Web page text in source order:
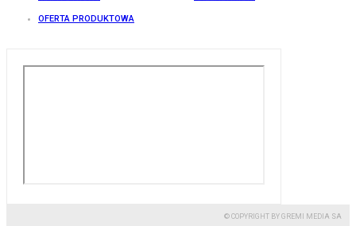
OFERTA PRODUKTOWA
© COPYRIGHT BY GREMI MEDIA SA